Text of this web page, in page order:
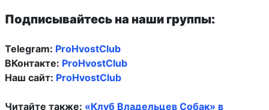
Подписывайтесь на наши группы:
Telegram: ProHvostClub
ВКонтакте: ProHvostClub
Наш сайт: ProHvostClub
Читайте также: «Клуб Владельцев Собак» в